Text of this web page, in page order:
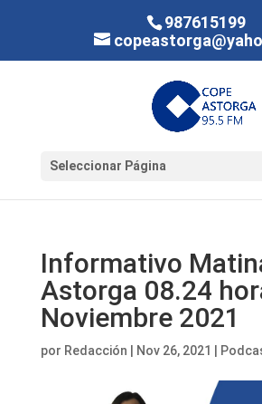
987615199
Seleccionar Página
Informativo
Astorga 08.24
Noviembre 2021
por Redacción Nov 26, 2021